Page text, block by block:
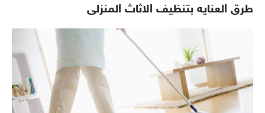
طرق العنايه بتنظيف الاثاث المنزلى